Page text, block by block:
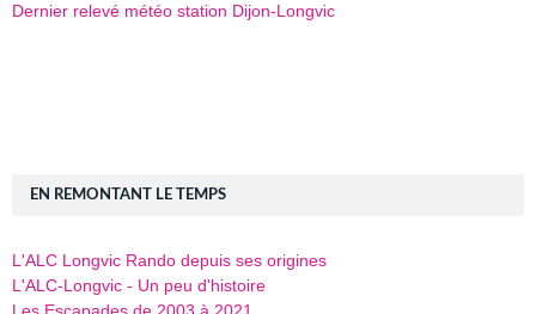
Dernier relevé météo station Dijon-Longvic
EN REMONTANT LE TEMPS
L'ALC Longvic Rando depuis ses origines
L'ALC-Longvic - Un peu d'histoire